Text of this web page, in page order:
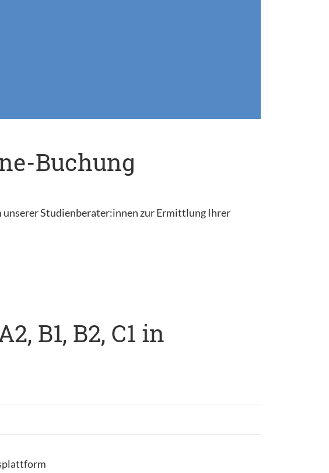
Buchung
unserer Studienberater:innen zur Ermittlung Ihrer
B1, B2, C1 in